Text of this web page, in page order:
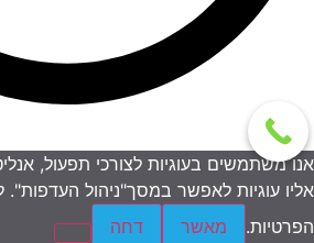
אנו משתמשים בעוגיות לצורכי תפעול,
אליו עוגיות לאפשר במסך"ניהול העדפות".
הפרטיות.
מאשר דחה